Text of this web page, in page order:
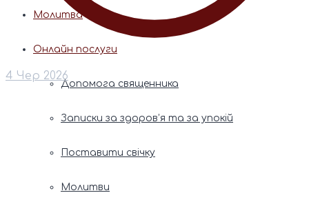
Молитва
Онлайн послуги
Допомога священника
Записки за здоров’я та за упокій
Поставити свічку
Молитви
4 Чер 2026